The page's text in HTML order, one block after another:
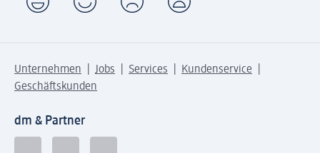
Unternehmen Jobs Services
Kundenservice
Geschäftskunden
dm & Partner